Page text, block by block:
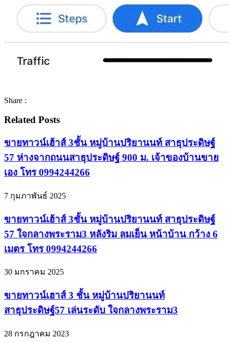
Share :
Related Posts
ขายทาวน์เฮ้าส์ 3ชั้น หมู่บ้านปริยานนท์ สาธุประดิษฐ์
57 ห่างจากถนนสาธุประดิษฐ์ 900 ม. เจ้าของบ้านขาย
เอง โทร 0994244266
7 กุมภาพันธ์ 2025
ขายทาวน์เฮ้าส์ 3ชั้น หมู่บ้านปริยานนท์ สาธุประดิษฐ์
57 ใจกลางพระราม3 หลังริม ลมเย็น หน้าบ้าน กว้าง 6
เมตร โทร 0994244266
30 มกราคม 2025
ขายทาวน์เฮาส์ 3 ชั้น หมู่บ้านปริยานนท์
สาธุประดิษฐ์57 เล่นระดับ ใจกลางพระราม3
28 กรกฎาคม 2023